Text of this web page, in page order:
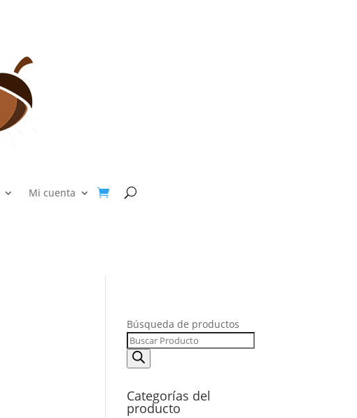
Mi cuenta
Búsqueda de productos
Categorías del
producto